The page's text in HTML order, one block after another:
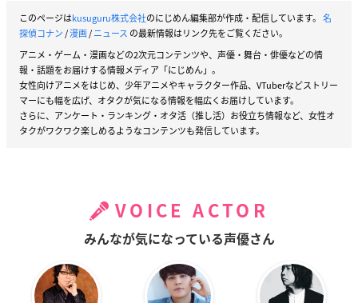
このページはkusuguru株式会社のにじめん編集部が作成・配信しています。 名
探偵コナン/漫画/ニュース の最新情報はリンク先をご覧ください。
アニメ・ゲーム・漫画などの2次元コンテンツや、声優・舞台・俳優などの情
報・話題をお届けする情報メディア「にじめん」。
女性向けアニメをはじめ、少年アニメやキャラクター作品、VTuberなどストリー
マーにも幅を広げ、オタクが気になる情報を幅広くお届けしています。
さらに、アンケート・ランキング・オタ活（推し活）お役立ち情報など、女性オ
タクがワクワク楽しめるようなコンテンツも発信しています。
VOICE ACTOR
みんなが気になっている声優さん